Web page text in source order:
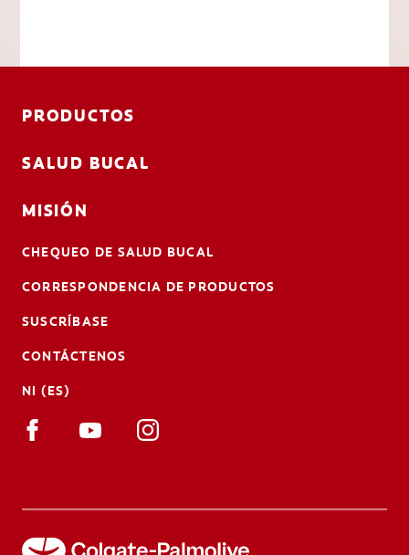
PRODUCTOS
SALUD BUCAL
MISIÓN
CHEQUEO DE SALUD BUCAL
CORRESPONDENCIA DE PRODUCTOS
SUSCRÍBASE
CONTÁCTENOS
NI (ES)